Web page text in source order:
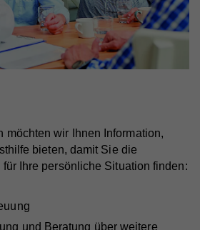
möchten wir Ihnen Information,
bieten, damit Sie die
Ihre persönliche Situation finden:
und Beratung über weitere